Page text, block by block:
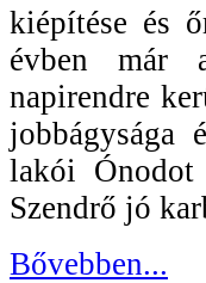
kiépítése és
évben már
napirendre
jobbágysága
lakói Ónodot
Szendrő jó
Bővebben...